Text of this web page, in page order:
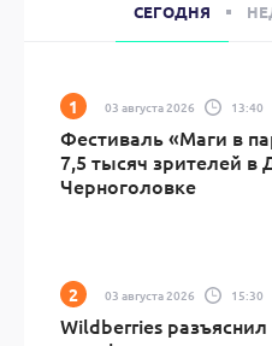
СЕГОДНЯ
03 августа 2026 13:40
Фестиваль «Маги в
7,5 тысяч зрителей
Черноголовке
03 августа 2026 15:30
Wildberries